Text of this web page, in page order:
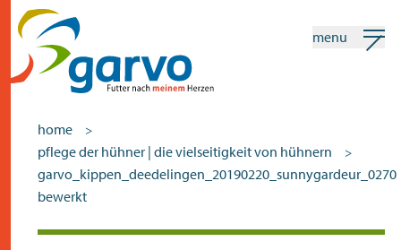
Suchen
home
menu
home >
pflege der hühner | die vielseitigkeit von hühnern >
garvo_kippen_deedelingen_20190220_sunnygardeur_0270
bewerkt